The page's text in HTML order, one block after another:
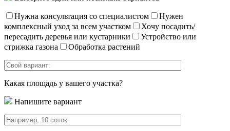
Нужна консультация со специалистом
Нужен
комплексный уход за всем участком
Хочу посадить/
пересадить деревья или кустарники
Устройство или
стрижка газона
Обработка растений
Какая площадь у вашего участка?
Напишите вариант